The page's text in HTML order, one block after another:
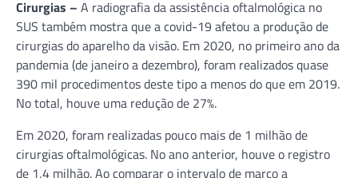
Cirurgias – A radiografia da assistência oftalmológica no
SUS também mostra que a covid-19 afetou a produção de
cirurgias do aparelho da visão. Em 2020, no primeiro ano da
pandemia (de janeiro a dezembro), foram realizados quase
390 mil procedimentos deste tipo a menos do que em 2019.
No total, houve uma redução de 27%.
Em 2020, foram realizadas pouco mais de 1 milhão de
cirurgias oftalmológicas. No ano anterior, houve o registro
de 1,4 milhão. Ao comparar o intervalo de março a